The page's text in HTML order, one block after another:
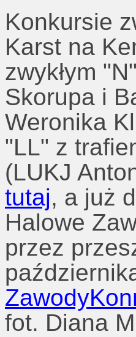
Konkursie
Karst na
zwykłym
Skorupa i
Weronika
"LL" z
(LUKJ
tutaj, a już
Halowe
przez
fot. Diana